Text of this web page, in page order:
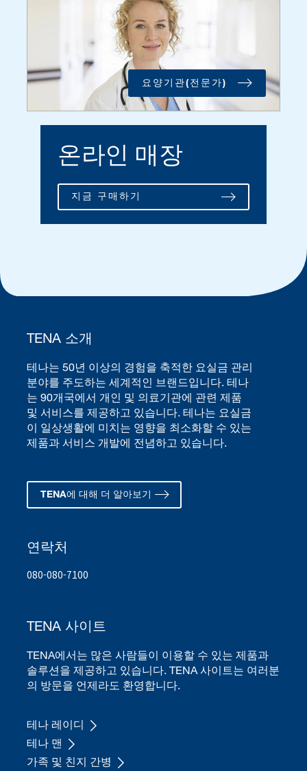
요양기관(전문가)
온라인 매장
지금 구매하기
TENA 소개
테나는 50년 이상의 경험을 축적한 요실금 관리
분야를 주도하는 세계적인 브랜드입니다. 테나
는 90개국에서 개인 및 의료기관에 관련 제품
및 서비스를 제공하고 있습니다. 테나는 요실금
이 일상생활에 미치는 영향을 최소화할 수 있는
제품과 서비스 개발에 전념하고 있습니다.
TENA에 대해 더 알아보기
연락처
080-080-7100
TENA 사이트
TENA에서는 많은 사람들이 이용할 수 있는 제품과
솔루션을 제공하고 있습니다. TENA 사이트는 여러분
의 방문을 언제라도 환영합니다.
테나 레이디
테나 맨
가족 및 친지 간병